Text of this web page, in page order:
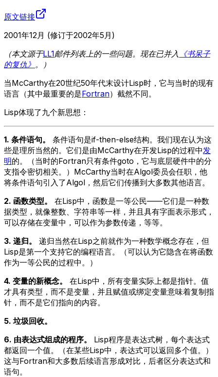
原文链接
2001年12月 (修订于2002年5月)
（本文源于LL1邮件列表上的一些问题。现在已并入
《书呆子
的复仇》 。）
当McCarthy在20世纪50年代末设计Lisp时，它与当时的现有
语言（其中最重要的是Fortran）截然不同。
Lisp体现了九个新思想：
1. 条件语句。
条件语句是if-then-else结构。我们现在认为这
些是理所当然的。它们是由McCarthy在开发Lisp的过程中发
明的。（当时的Fortran只有条件goto，它与底层硬件中的分
支指令密切相关。）McCarthy当时在Algol委员会任职，他
将条件语句引入了Algol，然后它们传播到大多数其他语言。
2. 函数类型。
在Lisp中，函数是一等公民——它们是一种数
据类型，就像整数、字符串等一样，并且具有字面表示形式，
可以存储在变量中，可以作为参数传递，等等。
3. 递归。
递归当然在Lisp之前就作为一种数学概念存在，但
Lisp是第一个支持它的编程语言。（可以认为它隐含在将函数
作为一等公民的过程中。）
4. 变量的新概念。
在Lisp中，所有变量实际上都是指针。值
才具有类型，而不是变量，并且赋值或绑定变量意味着复制指
针，而不是它们指向的内容。
5. 垃圾回收。
6. 由表达式组成的程序。
Lisp程序是表达式树，每个表达式
都返回一个值。（在某些Lisp中，表达式可以返回多个值。）
这与Fortran和大多数后续语言形成对比，后者区分表达式和
语句。